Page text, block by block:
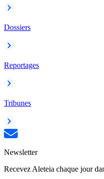
Dossiers
Reportages
Tribunes
Newsletter
Recevez Aleteia chaque jour